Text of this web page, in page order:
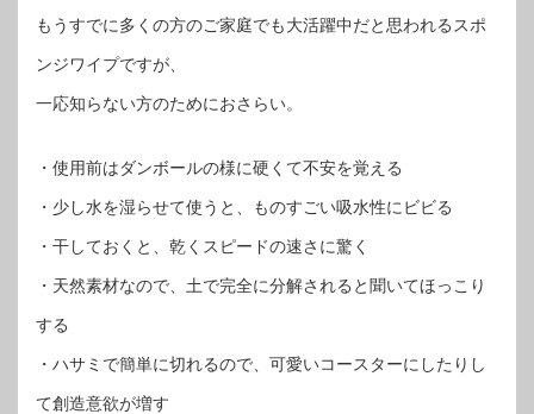
もうすでに多くの方のご家庭でも大活躍中だと思われるスポ
ンジワイプですが、
一応知らない方のためにおさらい。
・使用前はダンボールの様に硬くて不安を覚える
・少し水を湿らせて使うと、ものすごい吸水性にビビる
・干しておくと、乾くスピードの速さに驚く
・天然素材なので、土で完全に分解されると聞いてほっこり
する
・ハサミで簡単に切れるので、可愛いコースターにしたりし
て創造意欲が増す